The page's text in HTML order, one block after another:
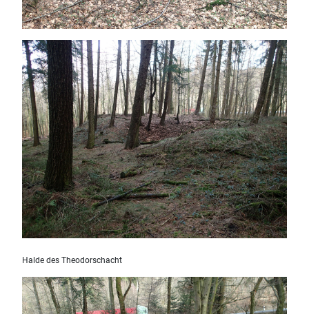
Halde des Theodorschacht